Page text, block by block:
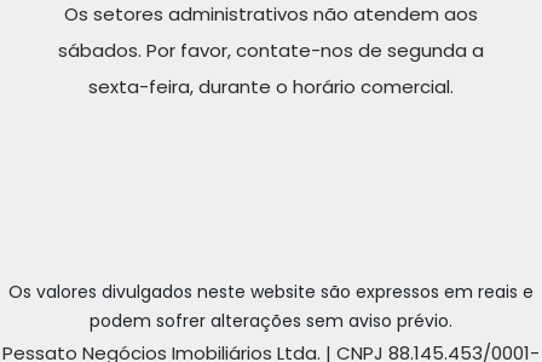
Os setores administrativos não atendem aos
sábados. Por favor, contate-nos de segunda a
sexta-feira, durante o horário comercial.
Os valores divulgados neste website são expressos em reais e
podem sofrer alterações sem aviso prévio.
Pessato Negócios Imobiliários Ltda. | CNPJ 88.145.453/0001-